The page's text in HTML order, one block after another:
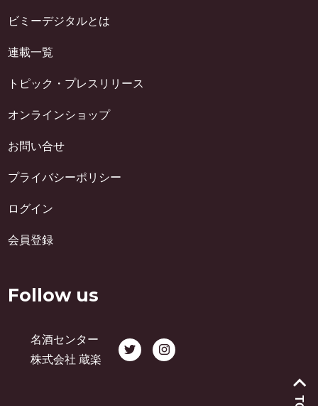
ビミーデジタルとは
連載一覧
トピック・プレスリリース
オンラインショップ
お問い合せ
プライバシーポリシー
ログイン
会員登録
Follow us
名酒センター
株式会社 蔵楽